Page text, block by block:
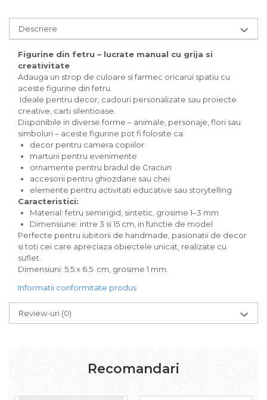
Hartie creponata
Hartie matase
Hartie origami
Hartie reciclata/manuala
Plicuri
Carton
Rame, albume, notesuri
Masti
Forme/Figurine carton
Panglici, snururi, sarma
Dantela
Panglici craciun
Panglici decor
Snur/sfoara/fir
Metal
Aplice decor
Sticla
Platouri
Sticlute
Descriere
Figurine din fetru – lucrate manual cu grija si
creativitate
Adauga un strop de culoare si farmec oricarui spatiu cu
aceste figurine din fetru.
Ideale pentru decor, cadouri personalizate sau proiecte
creative, carti silentioase.
Disponibile in diverse forme – animale, personaje, flori sau
simboluri – aceste figurine pot fi folosite ca:
decor pentru camera copiilor
marturii pentru evenimente
ornamente pentru bradul de Craciun
accesorii pentru ghiozdane sau chei
elemente pentru activitati educative sau storytelling
Caracteristici:
Material: fetru semirigid, sintetic, grosime 1–3 mm
Dimensiune: intre 3 si 15 cm, in functie de model
Perfecte pentru iubitorii de handmade, pasionatii de decor
si toti cei care apreciaza obiectele unicat, realizate cu
suflet.
Dimensiuni: 5.5 x 6.5 cm, grosime 1 mm.
Informatii conformitate produs
Review-uri (0)
Recomandari